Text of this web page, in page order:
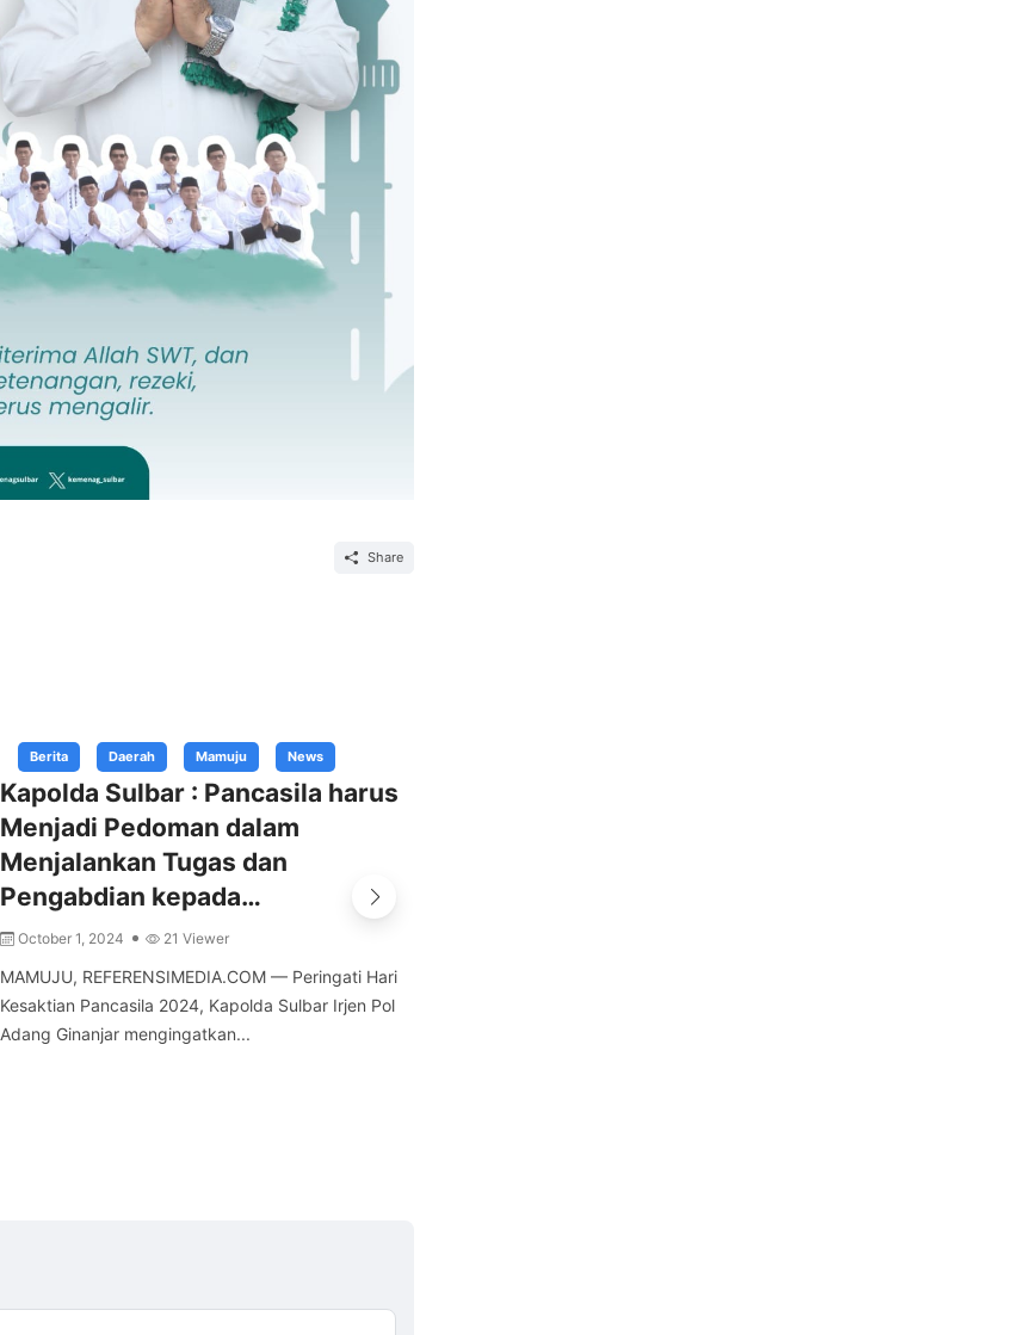
Share
Berita Daerah Mamuju News
Kapolda Sulbar : Pancasila harus
Menjadi Pedoman dalam
Menjalankan Tugas dan
Pengabdian kepada…
October 1, 2024 21 Viewer
MAMUJU, REFERENSIMEDIA.COM — Peringati Hari
Kesaktian Pancasila 2024, Kapolda Sulbar Irjen Pol
Adang Ginanjar mengingatkan...